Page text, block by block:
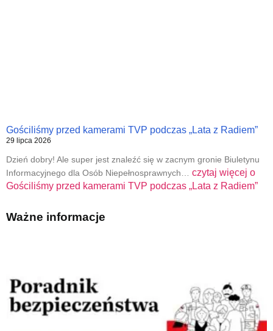
Gościliśmy przed kamerami TVP podczas „Lata z Radiem”
29 lipca 2026
Dzień dobry! Ale super jest znaleźć się w zacnym gronie Biuletynu
Informacyjnego dla Osób Niepełnosprawnych… czytaj więcej o
Gościliśmy przed kamerami TVP podczas „Lata z Radiem”
Ważne informacje